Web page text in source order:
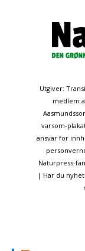
Utgiver:
medlem
varsom-
ansvar for
Naturpress-
| Har du